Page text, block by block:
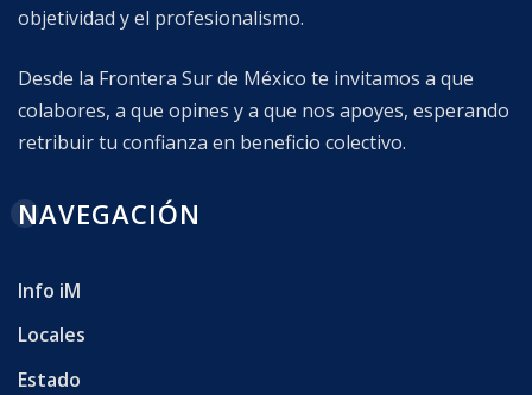
objetividad y el profesionalismo.
Desde la Frontera Sur de México te invitamos a que
colabores, a que opines y a que nos apoyes, esperando
retribuir tu confianza en beneficio colectivo.
NAVEGACIÓN
Info iM
Locales
Estado